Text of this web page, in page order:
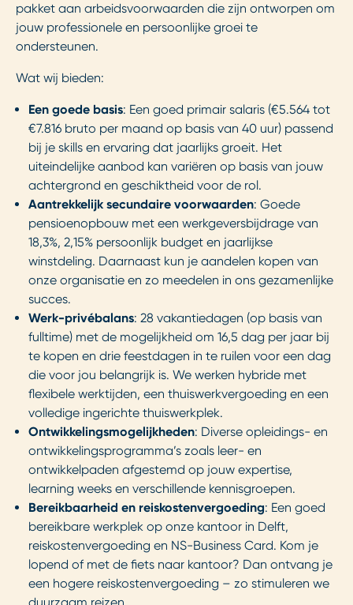
pakket aan arbeidsvoorwaarden die zijn ontworpen om
jouw professionele en persoonlijke groei te
ondersteunen.
Wat wij bieden:
Een goede basis: Een goed primair salaris (€5.564 tot
€7.816 bruto per maand op basis van 40 uur) passend
bij je skills en ervaring dat jaarlijks groeit. Het
uiteindelijke aanbod kan variëren op basis van jouw
achtergrond en geschiktheid voor de rol.
Aantrekkelijk secundaire voorwaarden: Goede
pensioenopbouw met een werkgeversbijdrage van
18,3%, 2,15% persoonlijk budget en jaarlijkse
winstdeling. Daarnaast kun je aandelen kopen van
onze organisatie en zo meedelen in ons gezamenlijke
succes.
Werk-privébalans: 28 vakantiedagen (op basis van
fulltime) met de mogelijkheid om 16,5 dag per jaar bij
te kopen en drie feestdagen in te ruilen voor een dag
die voor jou belangrijk is. We werken hybride met
flexibele werktijden, een thuiswerkvergoeding en een
volledige ingerichte thuiswerkplek.
Ontwikkelingsmogelijkheden: Diverse opleidings- en
ontwikkelingsprogramma’s zoals leer- en
ontwikkelpaden afgestemd op jouw expertise,
learning weeks en verschillende kennisgroepen.
Bereikbaarheid en reiskostenvergoeding: Een goed
bereikbare werkplek op onze kantoor in Delft,
reiskostenvergoeding en NS-Business Card. Kom je
lopend of met de fiets naar kantoor? Dan ontvang je
een hogere reiskostenvergoeding – zo stimuleren we